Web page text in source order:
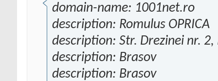
domain-name: 1001net.ro
description: Romulus OPRICA
description: Str. Drezinei nr. 2,
description: Brasov
description: Brasov